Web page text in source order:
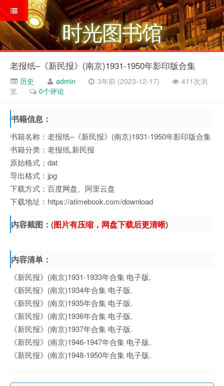
时光图书馆
老报纸–《新民报》(南京)1931-1950年影印版合集
历史 admin 3年前 (2023-12-17)
411次浏
览
0个评论
书籍信息：
书籍名称：老报纸–《新民报》(南京)1931-1950年影印版合集
书籍分类：老报纸,新民报
原始格式：dat
导出格式：jpg
下载方式：百度网盘、阿里云盘
下载地址：https://atimebook.com/download
内容截图：(图片有压缩，网盘下载后更清晰)
内容清单：
《新民报》(南京)1931-1933年合集 电子版.
《新民报》(南京)1934年合集 电子版.
《新民报》(南京)1935年合集 电子版.
《新民报》(南京)1936年合集 电子版.
《新民报》(南京)1937年合集 电子版.
《新民报》(南京)1946-1947年合集 电子版.
《新民报》(南京)1948-1950年合集 电子版.